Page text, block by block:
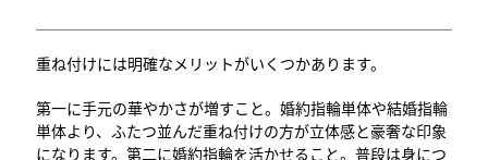
重ね付けには明確なメリットがいくつかあります。
第一に手元の華やかさが増すこと。婚約指輪単体や結婚指輪
単体より、ふたつ並んだ重ね付けの方が立体感と豪奢な印象
になります。第二に婚約指輪を活かせること。普段は身につ